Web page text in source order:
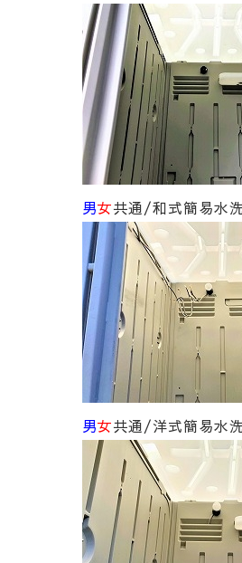
男女共通/和式簡易水
男女共通/洋式簡易水